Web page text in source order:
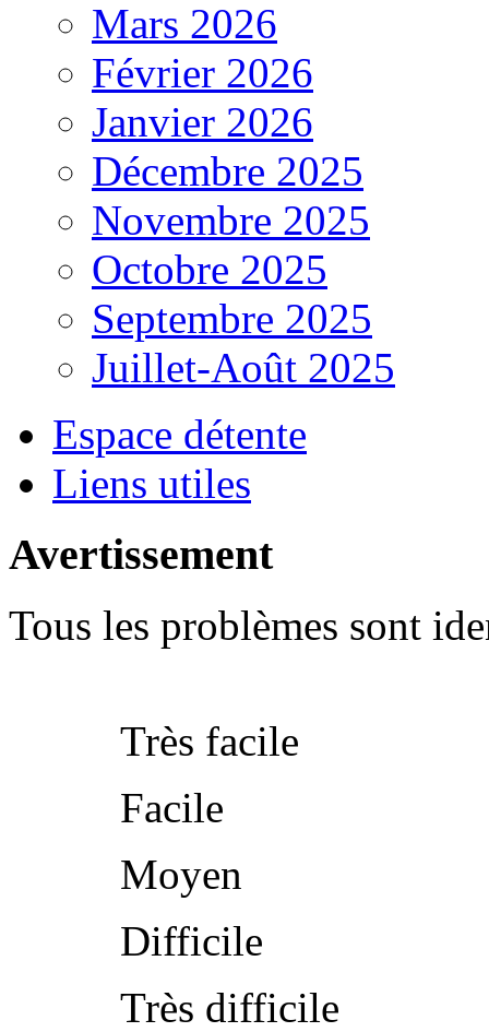
Mars 2026
Février 2026
Janvier 2026
Décembre 2025
Novembre 2025
Octobre 2025
Septembre 2025
Juillet-Août 2025
Espace détente
Liens utiles
Avertissement
Tous les problèmes sont
Très facile
Facile
Moyen
Difficile
Très difficile